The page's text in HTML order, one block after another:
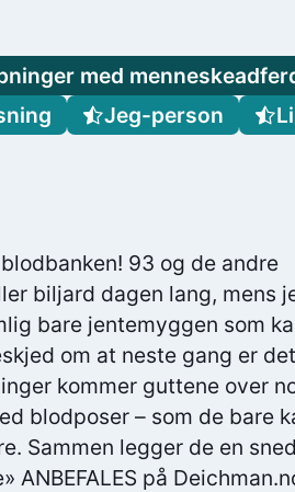
93 og de andre
biljard dagen lang, mens
bare jentemyggen som
om at neste gang er
kommer guttene over
blodposer – som de bare
Sammen legger de en
på
med
Jeg-person